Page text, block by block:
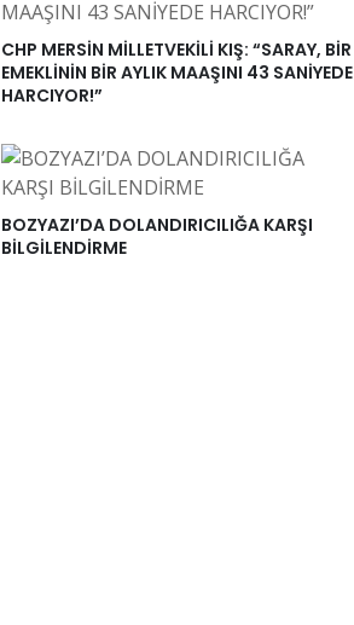
CHP MERSİN MİLLETVEKİLİ KIŞ: “SARAY, BİR
EMEKLİNİN BİR AYLIK MAAŞINI 43 SANİYEDE
HARCIYOR!”
BOZYAZI’DA DOLANDIRICILIĞA KARŞI
BİLGİLENDİRME